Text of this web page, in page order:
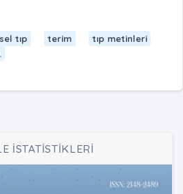
tıp terim
tıp metinleri
İSTATİSTİKLERİ